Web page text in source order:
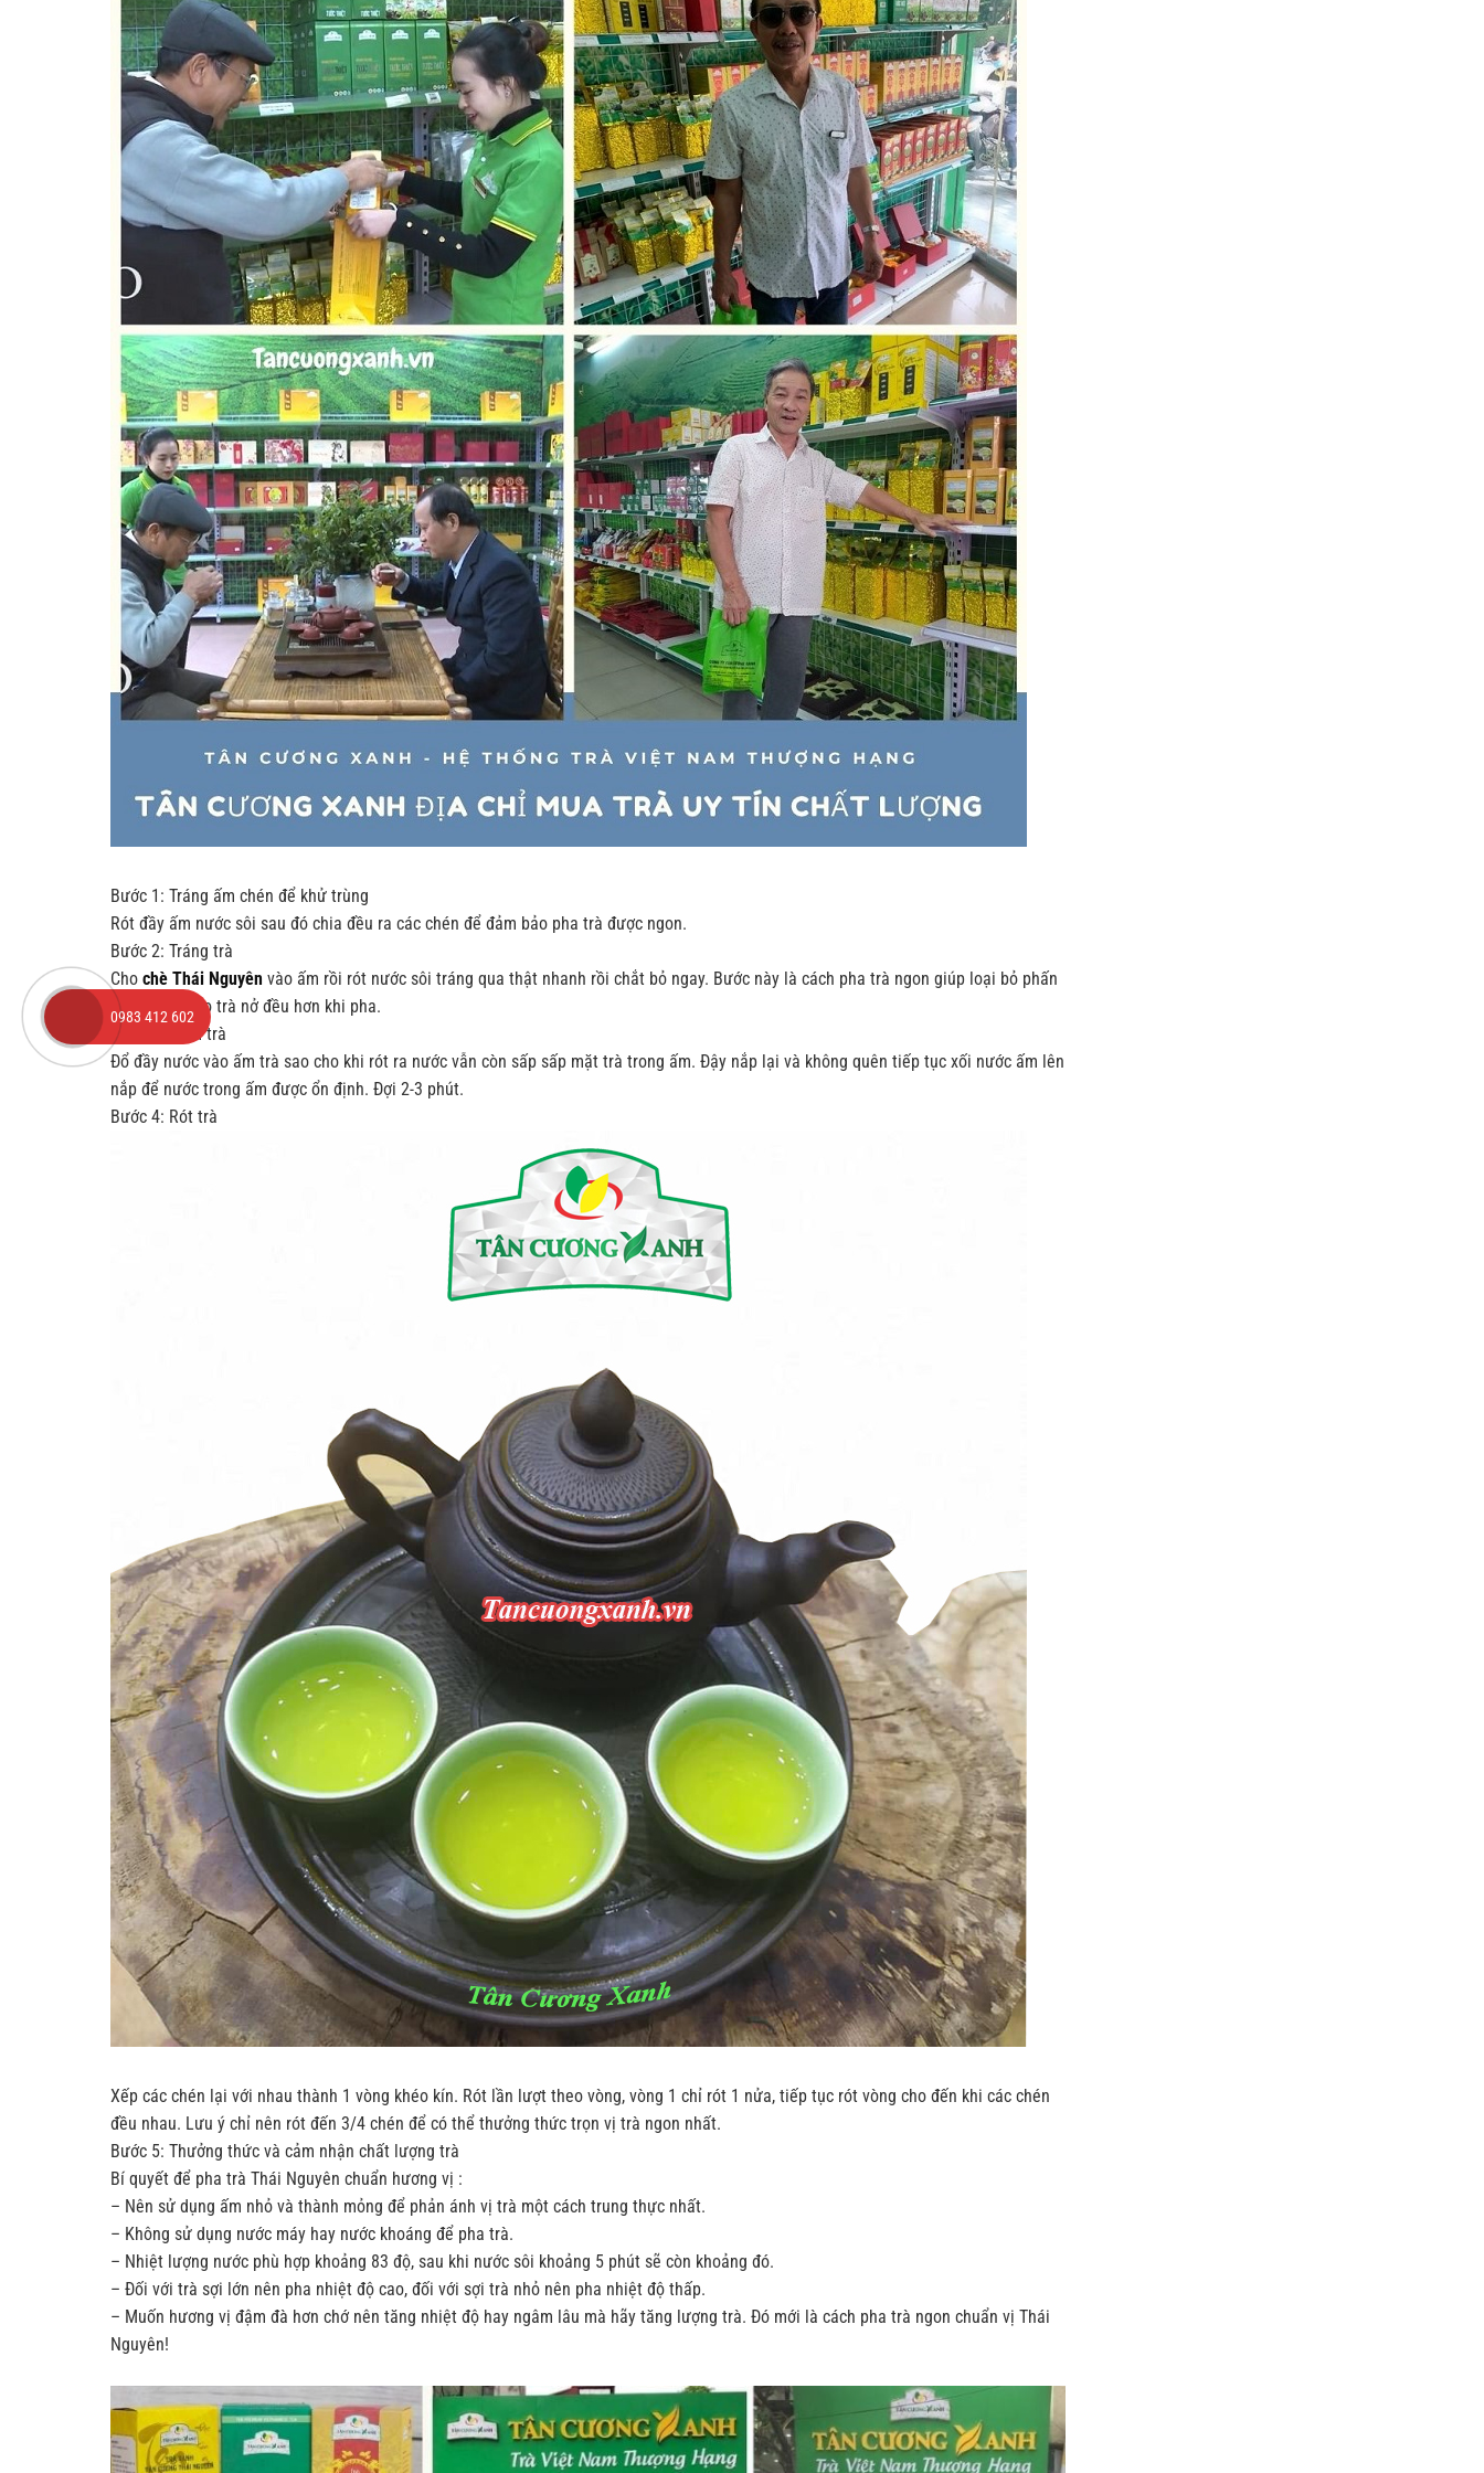
Bước 1: Tráng ấm chén để khử trùng
Rót đầy ấm nước sôi sau đó chia đều ra các chén để đảm bảo pha trà được ngon.
Bước 2: Tráng trà
Cho chè Thái Nguyên vào ấm rồi rót nước sôi tráng qua thật nhanh rồi chắt bỏ ngay. Bước này là cách pha trà ngon giúp loại bỏ phấn
trà và làm cho trà nở đều hơn khi pha.
Bước 3: Hãm trà
Đổ đầy nước vào ấm trà sao cho khi rót ra nước vẫn còn sấp sấp mặt trà trong ấm. Đậy nắp lại và không quên tiếp tục xối nước ấm lên
nắp để nước trong ấm được ổn định. Đợi 2-3 phút.
Bước 4: Rót trà
Xếp các chén lại với nhau thành 1 vòng khéo kín. Rót lần lượt theo vòng, vòng 1 chỉ rót 1 nửa, tiếp tục rót vòng cho đến khi các chén
đều nhau. Lưu ý chỉ nên rót đến 3/4 chén để có thể thưởng thức trọn vị trà ngon nhất.
Bước 5: Thưởng thức và cảm nhận chất lượng trà
Bí quyết để pha trà Thái Nguyên chuẩn hương vị :
– Nên sử dụng ấm nhỏ và thành mỏng để phản ánh vị trà một cách trung thực nhất.
– Không sử dụng nước máy hay nước khoáng để pha trà.
– Nhiệt lượng nước phù hợp khoảng 83 độ, sau khi nước sôi khoảng 5 phút sẽ còn khoảng đó.
– Đối với trà sợi lớn nên pha nhiệt độ cao, đối với sợi trà nhỏ nên pha nhiệt độ thấp.
– Muốn hương vị đậm đà hơn chớ nên tăng nhiệt độ hay ngâm lâu mà hãy tăng lượng trà. Đó mới là cách pha trà ngon chuẩn vị Thái
Nguyên!
0983 412 602